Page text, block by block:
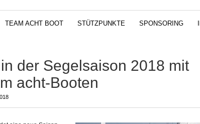
TEAM ACHT BOOT STÜTZPUNKTE SPONSORING
der Segelsaison 2018 mit
acht-Booten